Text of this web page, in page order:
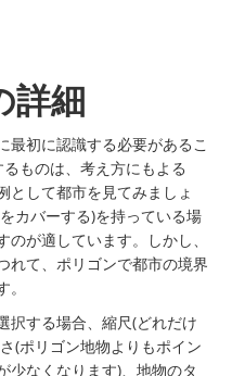
詳細
最初に認識する必要があるこ
ものは、考え方にもよる
として都市を見てみましょ
カバーする)を持っている場
が適しています。しかし、
れて、ポリゴンで都市の境界
択する場合、縮尺(どれだけ
(ポリゴン地物よりもポイン
少なくなります)、地物のタ